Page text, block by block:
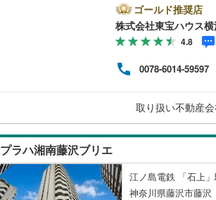
成約すると
ャンペーン」
からお問い合
い。※PayPay
ら60日です
融機関/都市
ものであり
ーーーーーー
ゴールド推奨店
株式会社東宝ハウス
4.8
0078-6014-59597
取り扱い不動産
プラハ湘南藤沢ブリエ
江ノ島電鉄 「石上
神奈川県藤沢市藤沢